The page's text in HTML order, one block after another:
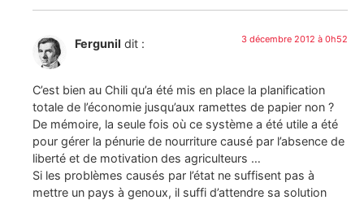
Fergunil dit : 3 décembre 2012 à 0h52
C’est bien au Chili qu’a été mis en place la planification
totale de l’économie jusqu’aux ramettes de papier non ?
De mémoire, la seule fois où ce système a été utile a été
pour gérer la pénurie de nourriture causé par l’absence de
liberté et de motivation des agriculteurs …
Si les problèmes causés par l’état ne suffisent pas à
mettre un pays à genoux, il suffi d’attendre sa solution